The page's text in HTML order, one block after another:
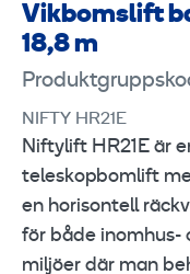
Vikbomslift
18,8 m
NIFTY HR21E
Niftylift HR21E är
teleskopbomlift
en horisontell
för både inomhus-
miljöer där man